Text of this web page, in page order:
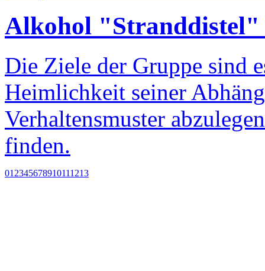
Alkohol "Stranddistel"
Die Ziele der Gruppe sind
Heimlichkeit seiner
Verhaltensmuster
finden.
01 2345678910111213